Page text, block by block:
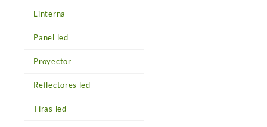
Linterna
Panel led
Proyector
Reflectores led
Tiras led